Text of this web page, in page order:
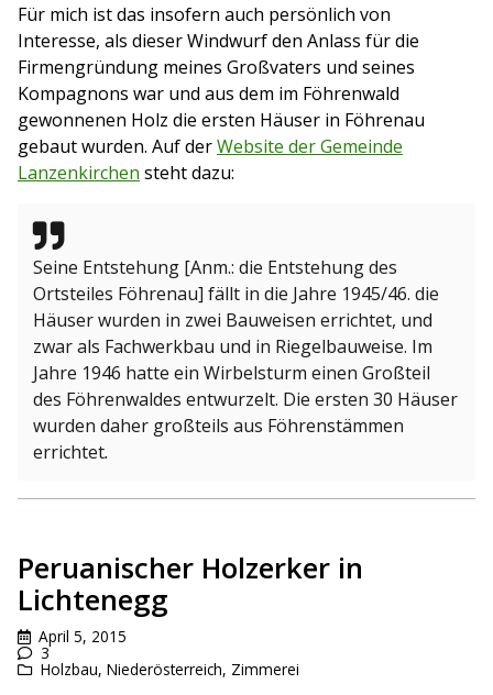
Für mich ist das insofern auch persönlich von
Interesse, als dieser Windwurf den Anlass für die
Firmengründung meines Großvaters und seines
Kompagnons war und aus dem im Föhrenwald
gewonnenen Holz die ersten Häuser in Föhrenau
gebaut wurden. Auf derWebsite der Gemeinde
Lanzenkirchen steht dazu:
Seine Entstehung [Anm.: die Entstehung des
Ortsteiles Föhrenau] fällt in die Jahre 1945/46. die
Häuser wurden in zwei Bauweisen errichtet, und
zwar als Fachwerkbau und in Riegelbauweise. Im
Jahre 1946 hatte ein Wirbelsturm einen Großteil
des Föhrenwaldes entwurzelt. Die ersten 30 Häuser
wurden daher großteils aus Föhrenstämmen
errichtet.
Peruanischer Holzerker in
Lichtenegg
April 5, 2015
3
Holzbau, Niederösterreich, Zimmerei